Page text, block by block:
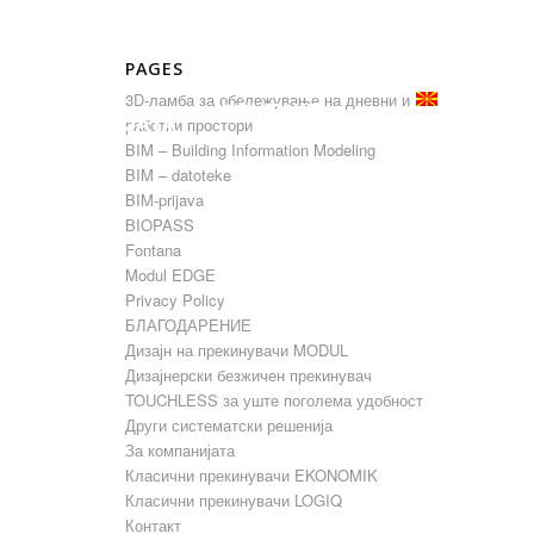
КОМПАНИЈАТА
КОНТАКТ
PAGES
3D-ламба за обележување на дневни и на
работни простори
BIM – Building Information Modeling
BIM – datoteke
BIM-prijava
BIOPASS
Fontana
Modul EDGE
Privacy Policy
БЛАГОДАРЕНИЕ
Дизајн на прекинувачи MODUL
Дизајнерски безжичен прекинувач
TOUCHLESS за уште поголема удобност
Други систематски решенија
За компанијата
Класични прекинувачи EKONOMIK
Класични прекинувачи LOGIQ
Контакт